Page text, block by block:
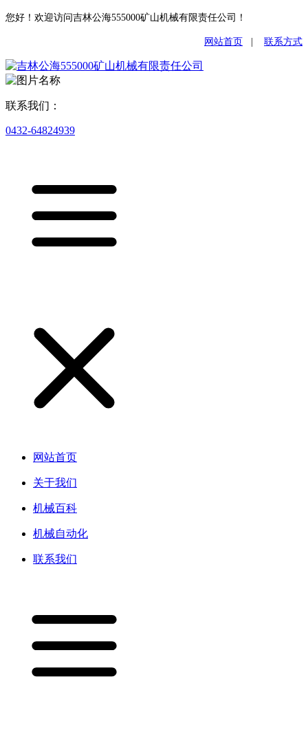
您好！欢迎访问吉林公海555000矿山机械有限责任公司！
网站首页 联系方式
联系我们：
0432-64824939
网站首页
关于我们
机械百科
机械自动化
联系我们